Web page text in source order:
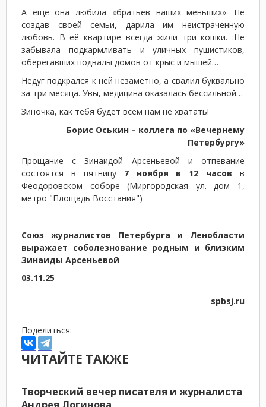
А ещё она любила «братьев наших меньших». Не
создав своей семьи, дарила им неистраченную
любовь. В её квартире всегда жили три кошки. :Не
забывала подкармливать и уличных пушистиков,
оберегавших подвалы домов от крыс и мышей…
Недуг подкрался к ней незаметно, а свалил буквально
за три месяца. Увы, медицина оказалась бессильной…
Зиночка, как тебя будет всем нам не хватать!
Борис Оськин – коллега по «Вечернему
Петербургу»
Прощание с Зинаидой Арсеньевой и отпевание
состоятся в пятницу 7 ноября в 12 часов в
Феодоровском соборе (Миргородская ул. дом 1,
метро "Площадь Восстания")
Союз журналистов Петербурга и Ленобласти
выражает соболезнование родным и близким
Зинаиды Арсеньевой
03.11.25
spbsj.ru
Поделиться:
ЧИТАЙТЕ ТАКЖЕ
Творческий вечер писателя и журналиста